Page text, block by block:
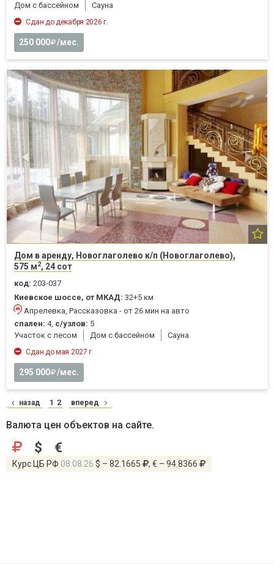
Дом с бассейном
Cауна
Сдан до декабря 2026 г.
250 000 /мес.
Дом в аренду, Новоглаголево к/п (Новоглаголево),
575 м2, 24 сот
код: 203-037
Киевское шоссе, от МКАД: 32+5 км
Апрелевка, Рассказовка - от 26 мин на авто
спален: 4, с/узлов: 5
Участок с лесом
Дом с бассейном Cауна
Сдан до мая 2027 г.
295 000 /мес.
назад 1 2 вперед
Валюта цен объектов на сайте.
$ €
Курс ЦБ РФ 08.08.26 $ – 82.1665 , € – 94.8366